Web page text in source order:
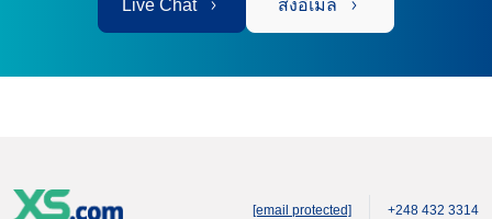
Live Chat ส่งอีเมล
[email protected] +248 432 3314